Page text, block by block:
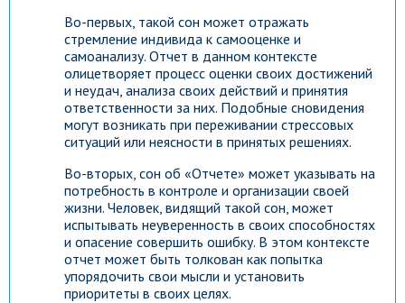
Во-первых, такой сон может отражать
стремление индивида к самооценке и
самоанализу. Отчет в данном контексте
олицетворяет процесс оценки своих достижений
и неудач, анализа своих действий и принятия
ответственности за них. Подобные сновидения
могут возникать при переживании стрессовых
ситуаций или неясности в принятых решениях.
Во-вторых, сон об «Отчете» может указывать на
потребность в контроле и организации своей
жизни. Человек, видящий такой сон, может
испытывать неуверенность в своих способностях
и опасение совершить ошибку. В этом контексте
отчет может быть толкован как попытка
упорядочить свои мысли и установить
приоритеты в своих целях.